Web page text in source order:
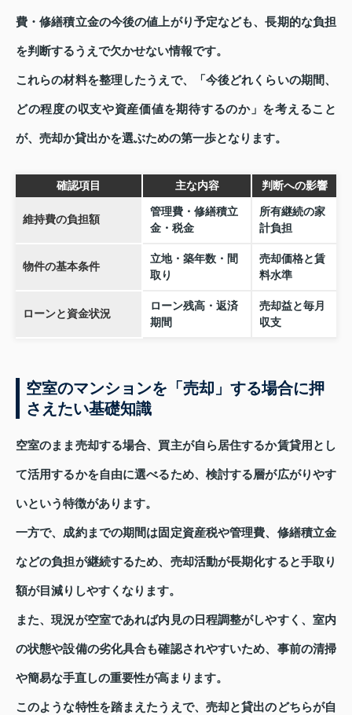
費・修繕積立金の今後の値上がり予定なども、長期的な負担
を判断するうえで欠かせない情報です。
これらの材料を整理したうえで、「今後どれくらいの期間、
どの程度の収支や資産価値を期待するのか」を考えること
が、売却か貸出かを選ぶための第一歩となります。
確認項目 主な内容 判断への影響
維持費の負担額
管理費・修繕積立
金・税金
所有継続の家
計負担
物件の基本条件
立地・築年数・間
取り
売却価格と賃
料水準
ローンと資金状況
ローン残高・返済
期間
売却益と毎月
収支
空室のマンションを「売却」する場合に押
さえたい基礎知識
空室のまま売却する場合、買主が自ら居住するか賃貸用とし
て活用するかを自由に選べるため、検討する層が広がりやす
いという特徴があります。
一方で、成約までの期間は固定資産税や管理費、修繕積立金
などの負担が継続するため、売却活動が長期化すると手取り
額が目減りしやすくなります。
また、現況が空室であれば内見の日程調整がしやすく、室内
の状態や設備の劣化具合も確認されやすいため、事前の清掃
や簡易な手直しの重要性が高まります。
このような特性を踏まえたうえで、売却と貸出のどちらが自